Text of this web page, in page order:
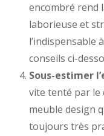
encombré rend
laborieuse et
l’indispensable
conseils ci-
Sous-estimer
vite tenté par le
meuble design
toujours très